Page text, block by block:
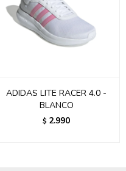
ADIDAS LITE RACER 4.0 -
BLANCO
$ 2.990